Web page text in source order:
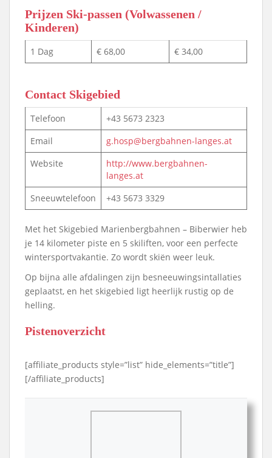
Prijzen Ski-passen (Volwassenen /
Kinderen)
1 Dag € 68,00 € 34,00
Contact Skigebied
Telefoon
+43 5673 2323
Email
g.hosp@bergbahnen-langes.at
Website
http://www.bergbahnen-
langes.at
Sneeuwtelefoon
+43 5673 3329
Met het Skigebied Marienbergbahnen – Biberwier heb
je 14 kilometer piste en 5 skiliften, voor een perfecte
wintersportvakantie. Zo wordt skiën weer leuk.
Op bijna alle afdalingen zijn besneeuwingsintallaties
geplaatst, en het skigebied ligt heerlijk rustig op de
helling.
Pistenoverzicht
[affiliate_products style=”list” hide_elements=”title”]
[/affiliate_products]